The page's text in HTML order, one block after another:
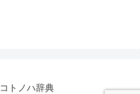
コトノハ辞典